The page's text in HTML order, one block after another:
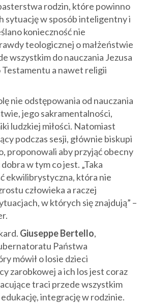
rodzin, które powinno
sytuację w sposób inteligentny i
konieczność nie
teologicznej o małżeństwie
wszystkim do nauczania Jezusa
a nawet religii
nie odstępowania od nauczania
jego sakramentalności,
ludzkiej miłości. Natomiast
podczas sesji, głównie biskupi
proponowali aby przyjąć obecny
w tym co jest. „Taka
ekwilibrystyczna, która nie
człowieka a raczej
w których się znajdują” –
Giuseppe Bertello,
Państwa
mówił o losie dzieci
zarobkowej a ich los jest coraz
traci przede wszystkim
integrację w rodzinie.